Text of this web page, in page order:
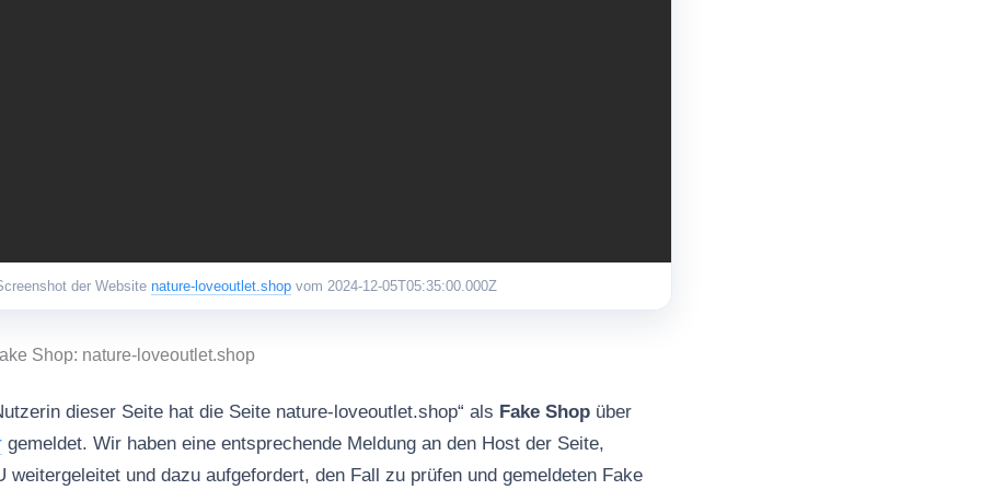
der Website nature-loveoutlet.shopvom 2024-12-05T05:35:00.000Z
Shop: nature-loveoutlet.shop
dieser Seite hat die Seite nature-loveoutlet.shop“ als Fake Shop über
gemeldet. Wir haben eine entsprechende Meldung an den Host der Seite,
weitergeleitet und dazu aufgefordert, den Fall zu prüfen und gemeldeten Fake